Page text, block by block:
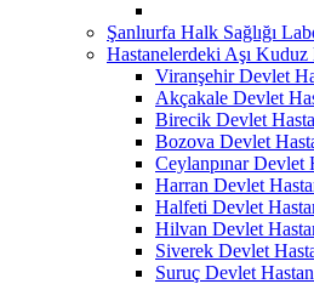
Şanlıurfa Halk Sağlığı
Hastanelerdeki Aşı
Viranşehir Devlet
Akçakale Devlet
Birecik Devlet
Bozova Devlet
Ceylanpınar Devlet
Harran Devlet
Halfeti Devlet
Hilvan Devlet
Siverek Devlet
Suruç Devlet